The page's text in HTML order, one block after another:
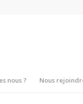
nous ? Nous